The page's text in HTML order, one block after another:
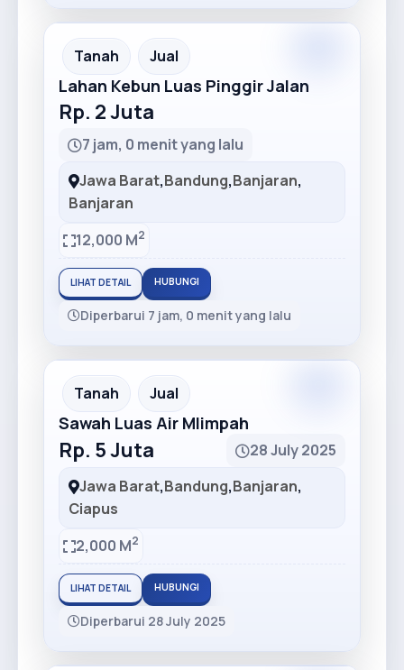
Recommended
Tanah Jual
Lahan Kebun Luas Pinggir Jalan
Rp. 2 Juta
7 jam, 0 menit yang lalu
Jawa Barat,Bandung,Banjaran,
Banjaran
12,000 M2
LIHAT DETAIL HUBUNGI
Diperbarui 7 jam, 0 menit yang lalu
Recommended
Tanah Jual
Sawah Luas Air Mlimpah
Rp. 5 Juta
28 July 2025
Jawa Barat,Bandung,Banjaran,
Ciapus
2,000 M2
LIHAT DETAIL HUBUNGI
Diperbarui 28 July 2025